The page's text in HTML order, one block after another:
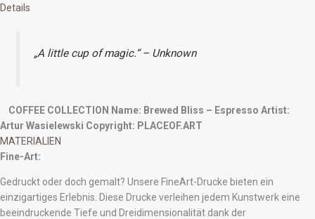
Details
„A little cup of magic.“ – Unknown
COFFEE COLLECTION Name: Brewed Bliss – Espresso Artist:
Artur Wasielewski Copyright: PLACEOF.ART
MATERIALIEN
Fine-Art:
Gedruckt oder doch gemalt? Unsere FineArt-Drucke bieten ein
einzigartiges Erlebnis. Diese Drucke verleihen jedem Kunstwerk eine
beeindruckende Tiefe und Dreidimensionalität dank der